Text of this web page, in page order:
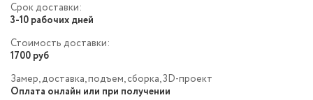
Срок доставки:
3-10 рабочих дней
Стоимость доставки:
1700 руб
Замер, доставка, подъем, сборка, 3D-проект
Оплата онлайн или при получении